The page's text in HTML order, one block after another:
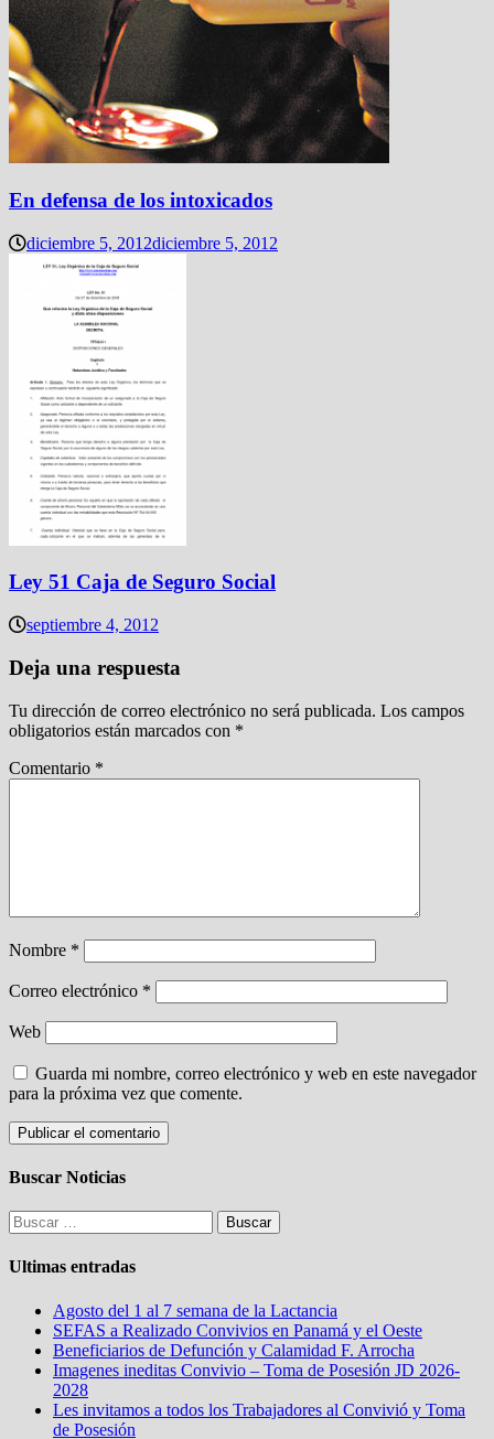
En defensa de los intoxicados
diciembre 5, 2012diciembre 5, 2012
Ley 51 Caja de Seguro Social
septiembre 4, 2012
Deja una respuesta
Tu dirección de correo electrónico no será publicada. Los campos
obligatorios están marcados con *
Comentario *
Nombre *
Correo electrónico *
Web
Guarda mi nombre, correo electrónico y web en este navegador
para la próxima vez que comente.
Buscar Noticias
Buscar:
Ultimas entradas
Agosto del 1 al 7 semana de la Lactancia
SEFAS a Realizado Convivios en Panamá y el Oeste
Beneficiarios de Defunción y Calamidad F. Arrocha
Imagenes ineditas Convivio – Toma de Posesión JD 2026-
2028
Les invitamos a todos los Trabajadores al Convivió y Toma
de Posesión